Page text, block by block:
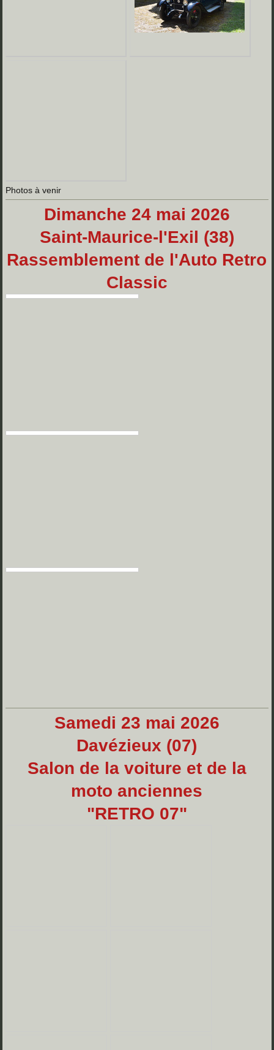
Photos à venir
Dimanche 24 mai 2026
Saint-Maurice-l'Exil (38)
Rassemblement de l'Auto Retro
Classic
Samedi 23 mai 2026
Davézieux (07)
Salon de la voiture et de la
moto anciennes
"RETRO 07"